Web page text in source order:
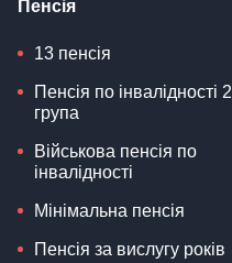
Пенсія
13 пенсія
Пенсія по інвалідності 2
група
Військова пенсія по
інвалідності
Мінімальна пенсія
Пенсія за вислугу років